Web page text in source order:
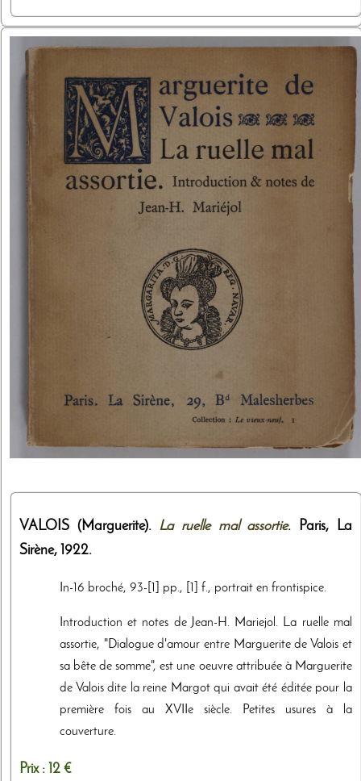
VALOIS (Marguerite). La ruelle mal assortie. Paris, La
Sirène, 1922.
In-16 broché, 93-[1] pp., [1] f., portrait en frontispice.
Introduction et notes de Jean-H. Mariejol. La ruelle mal
assortie, "Dialogue d'amour entre Marguerite de Valois et
sa bête de somme", est une oeuvre attribuée à Marguerite
de Valois dite la reine Margot qui avait été éditée pour la
première fois au XVIIe siècle. Petites usures à la
couverture.
Prix : 12 €